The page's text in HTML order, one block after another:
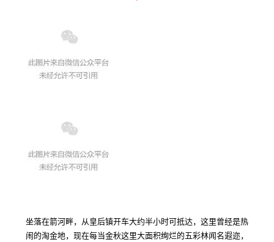
坐落在箭河畔，从皇后镇开车大约半小时可抵达，这里曾经是热
闹的淘金地，现在每当金秋这里大面积绚烂的五彩林闻名遐迩，